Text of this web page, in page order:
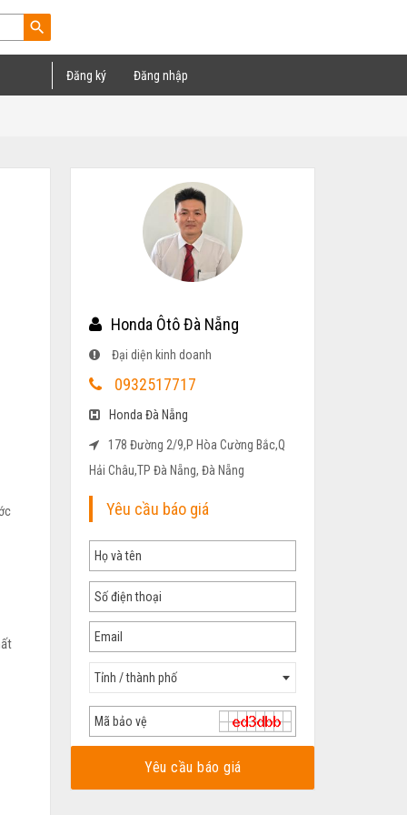
search
Đăng ký Đăng nhập
Honda Ôtô Đà Nẵng
Đại diện kinh doanh
0932517717
Honda Đà Nẵng
178 Đường 2/9,P Hòa Cường Bắc,Q
Hải Châu,TP Đà Nẵng, Đà Nẵng
Yêu cầu báo giá
Tỉnh / thành phố
Yêu cầu báo giá